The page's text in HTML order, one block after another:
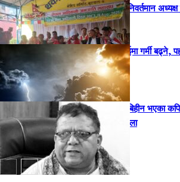
home
ससक्त बनाउनुपर्छ : निवर्तमान
home
अबका केही दिन तराईमा गर्मी बढ्ने,
अनुमान
शुक्रबारदेखि सम्पर्कबिहीन भएका
पूर्वप्रमुख सिंह मृत फेला